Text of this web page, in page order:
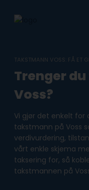
TAKSTMANN VOSS: FÅ ET
Trenger
Voss?
Vi gjør det enkelt for
takstmann på Voss
verdivurdering,
vårt enkle skjema
taksering for, så
takstmannen på